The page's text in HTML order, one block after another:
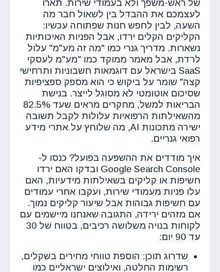
של ראש-משפך ולא בעמודי שירות. תארו
לעצמכם את ההבדל בין לשאול חבר מה
השעה, לבין לחפש חנות שפתוחה עכשיו:
הקליקים הקלים ירדו, אבל הפניות האיכותיות
נשארות. מדריך גנרי כמו "מה זה מע"מ" עלול
לרדת, אבל מאמר ממוקד כמו "מע"מ לעסקי
SaaS בישראל עם דוגמאות חשבוניות ותרחישי
קצה" שומר על ביקוש כי הוא מספק ספציפיות
שסיכום אוטומטי לא מסוגל לייצר. בנישת
הבריאות למשל, מחקרים מראים שעד 82.5%
מהשאילתות הרפואיות עלולות לקבל תשובה
ישירה מתכונות AI, מה שלוחץ על אתרי מידע
רפואי גנריים.
איך מודדים את ההשפעה בפועל? כנסו ל-
Google Search Console ובדקו האם ירדו
חשיפות או קליקים בשאילתות מידעיות, האם
עלו פניות מעמודי שירות, ועקבו אחרי עמודים
עם חשיפות גבוהות אבל שיעור קליקים נמוך.
אם מזהים ירידה, התגובה שאנחנו מיישמים עם
לקוחות בנויה משלושה רכיבים, בטווח של 30
עד 90 יום:
שדרוג תוכן: הוספת טווחי מחירים בשקלים,
רשימות החלטה, ואילוצים ישראליים כמו